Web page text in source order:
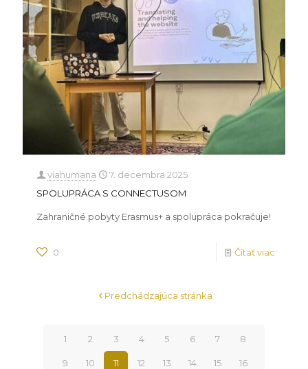
viahumana
7. decembra 2025
SPOLUPRÁCA S CONNECTUSOM
Zahraničné pobyty Erasmus+ a spolupráca pokračuje!
0 Čítať viac
Predchádzajúca stránka
1 2 3 4 5 6 7 8
9 10 11 12 13 14 15 16